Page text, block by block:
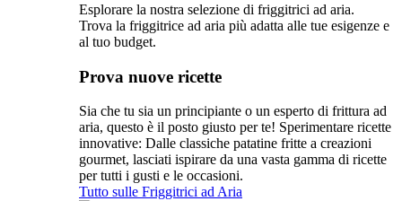
Esplorare la nostra selezione di friggitrici ad aria.
Trova la friggitrice ad aria più adatta alle tue esigenze e
al tuo budget.
Prova nuove ricette
Sia che tu sia un principiante o un esperto di frittura ad
aria, questo è il posto giusto per te! Sperimentare ricette
innovative: Dalle classiche patatine fritte a creazioni
gourmet, lasciati ispirare da una vasta gamma di ricette
per tutti i gusti e le occasioni.
Tutto sulle Friggitrici ad Aria